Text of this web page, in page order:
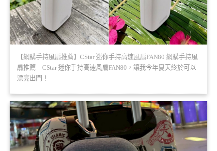
【網購手持風扇推薦】CStar 迷你手持高速風扇FAN80 網購手持風
扇推薦｜CStar 迷你手持高速風扇FAN80，讓我今年夏天終於可以
漂亮出門！